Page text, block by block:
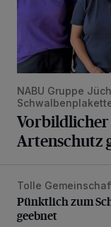
NABU Gruppe
Vorbildlicher
Artenschutz
Pünktlich zum
Tolle
Pünktlich zum
geebnet